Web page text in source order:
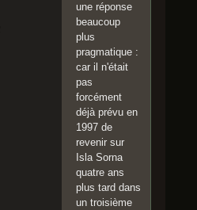
une réponse
beaucoup
plus
pragmatique :
car il n'était
pas
forcément
déjà prévu en
1997 de
revenir sur
Isla Sorna
quatre ans
plus tard dans
un troisième